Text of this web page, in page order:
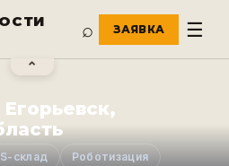
⌃
⌕ ☰
склад
Роботизация